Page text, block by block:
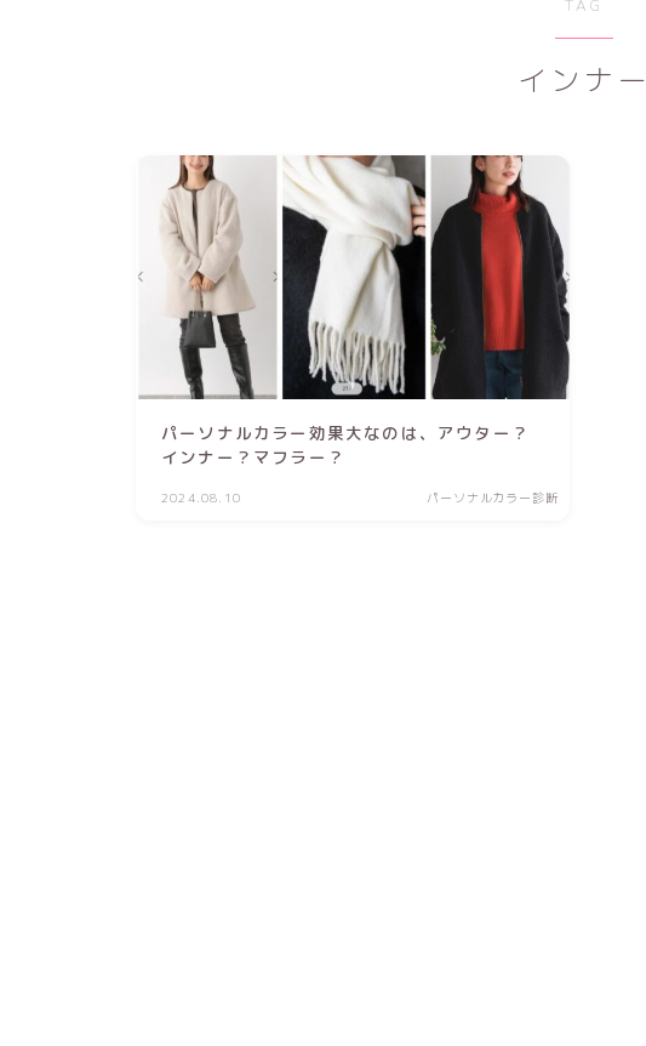
TAG
インナー
パーソナルカラー効果大なのは、アウター？
インナー？マフラー？
2024.08.10 パーソナルカラー診断